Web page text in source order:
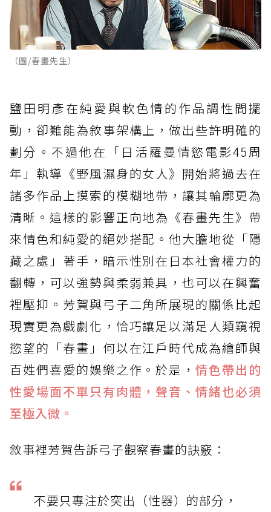
（圖/春畫先生）
鹽田明彥在純愛與軟色情的作品調性間擺
動，卻難能為敘事架構上，做出些許明確的
劃分。不過他在「日活羅曼情慾電影45周
年」執導《野風濕身的女人》開始將過去在
諸多作品上摸索的模糊地帶，讓其輪廓更為
清晰。這樣的影響正向地為《春畫先生》帶
來情色和純愛的絕妙搭配。他大膽地從「隱
藏之處」著手，暗示性別在日本社會權力的
翻轉，可以強勢與柔弱兼具，也可以在興奮
裡壓抑。芳賀與弓子二角所展現的關係比起
現實更為戲劇化，恰巧讓足以滿足人類窺視
慾望的「春畫」何以在江戶時代成為繪師與
百姓們喜愛的娛樂之作。於是，情色帶出的
性愛場面不單只有肉體，聲音、情緒也必須
至極入微。
敘事裡芳賀告訴弓子觀察春畫的訣竅：
不要只專注於突出（性器）的部分，